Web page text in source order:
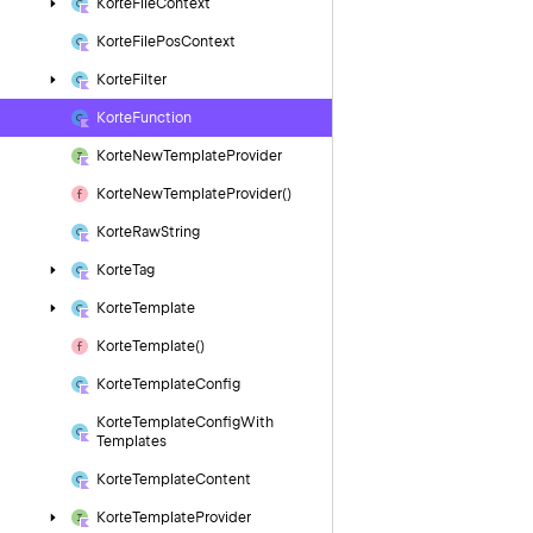
KorteFileContext
KorteFilePosContext
KorteFilter
KorteFunction
KorteNewTemplateProvider
KorteNewTemplateProvider()
KorteRawString
KorteTag
KorteTemplate
KorteTemplate()
KorteTemplateConfig
KorteTemplateConfigWith
Templates
KorteTemplateContent
KorteTemplateProvider